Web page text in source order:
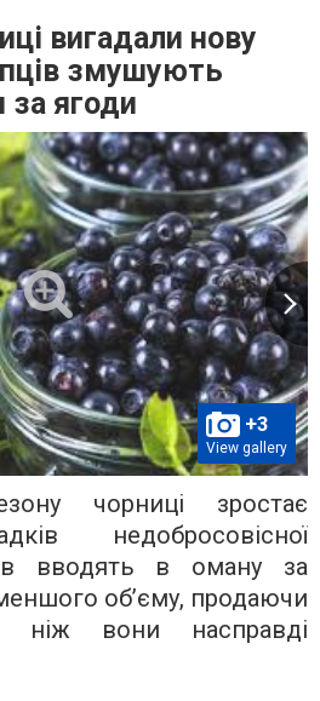
вигадали нову
змушують
за ягоди
+3
View gallery
чорниці зростає
недобросовісної
вводять в оману за
об’єму, продаючи
ніж вони насправді